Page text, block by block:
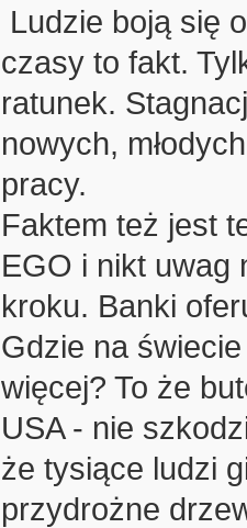
Ludzie boją się
czasy to fakt.
ratunek.
nowych,
pracy.
Faktem też jest
EGO i nikt uwag
kroku. Banki
Gdzie na
więcej? To że
USA - nie
że tysiące ludzi
przydrożne